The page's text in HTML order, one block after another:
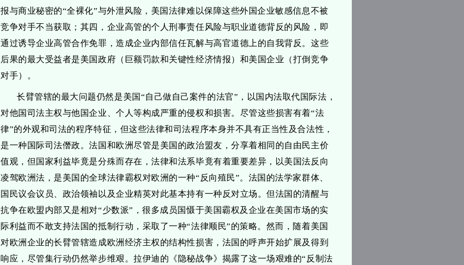
报与商业秘密的“全裸化”与外泄风险，美国法律难以保障这些外国企业敏感信息不被
竞争对手不当获取；其四，企业高管的个人刑事责任风险与职业道德背反的风险，即
通过诱导企业高管合作免罪，造成企业内部信任瓦解与高官道德上的自我背反。这些
后果的最大受益者是美国政府（巨额罚款和关键性经济情报）和美国企业（打倒竞争
对手）。
长臂管辖的最大问题仍然是美国“自己做自己案件的法官”，以国内法取代国际法，
对他国司法主权与他国企业、个人等构成严重的侵权和损害。尽管这些损害有着“法
律”的外观和司法的程序特征，但这些法律和司法程序本身并不具有正当性及合法性，
是一种国际司法僭政。法国和欧洲尽管是美国的政治盟友，分享着相同的自由民主价
值观，但国家利益毕竟是分殊而存在，法律和法系毕竟有着重要差异，以美国法反向
凌驾欧洲法，是美国的全球法律霸权对欧洲的一种“反向殖民”。法国的法学家群体、
国民议会议员、政治领袖以及企业精英对此基本持有一种反对立场。但法国的清醒与
抗争在欧盟内部又是相对“少数派”，很多成员国慑于美国霸权及企业在美国市场的实
际利益而不敢支持法国的抵制行动，采取了一种“法律顺民”的策略。然而，随着美国
对欧洲企业的长臂管辖造成欧洲经济主权的结构性损害，法国的呼声开始扩展及得到
响应，尽管集行动仍然举步维艰。拉伊迪的《隐秘战争》揭露了这一场艰难的“反制法